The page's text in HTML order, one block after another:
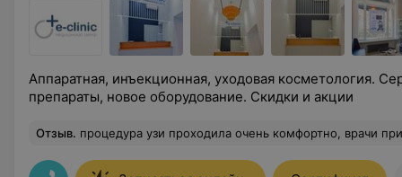
Аппаратная, инъекционная, уходовая косметология.
препараты, новое оборудование. Скидки и акции
Отзыв. процедура узи проходила очень комфортно, врачи